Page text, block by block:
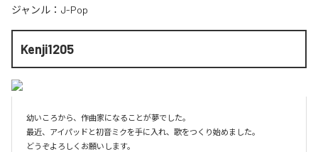
ジャンル： J-Pop
Kenji1205
幼いころから、作曲家になることが夢でした。
最近、アイパッドと初音ミクを手に入れ、歌をつくり始めました。
どうぞよろしくお願いします。